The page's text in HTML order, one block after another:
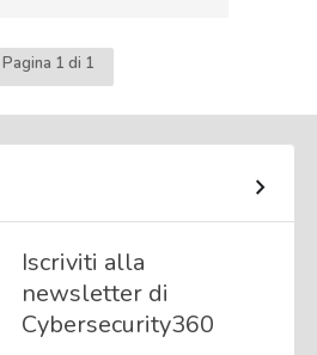
Pagina 1 di 1
Iscriviti alla
newsletter di
Cybersecurity360